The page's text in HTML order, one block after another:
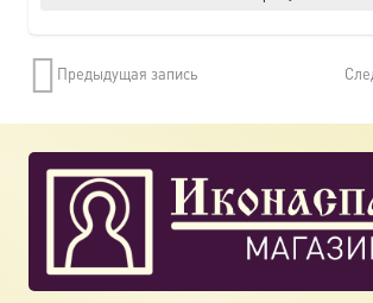
Предыдущая запись